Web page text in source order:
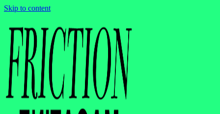
Skip to content